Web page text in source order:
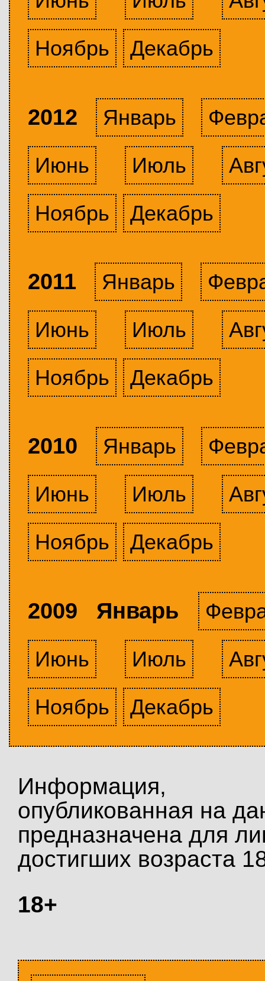
Ноябрь
Декабрь
2012 Январь
Июнь
Июль
Ноябрь
Декабрь
2011 Январь
Июнь
Июль
Ноябрь
Декабрь
2010 Январь
Июнь
Июль
Ноябрь
Декабрь
2009 Январь
Июнь
Июль
Ноябрь
Декабрь
Информация,
опубликованная на
предназначена для
достигших возраста
18+